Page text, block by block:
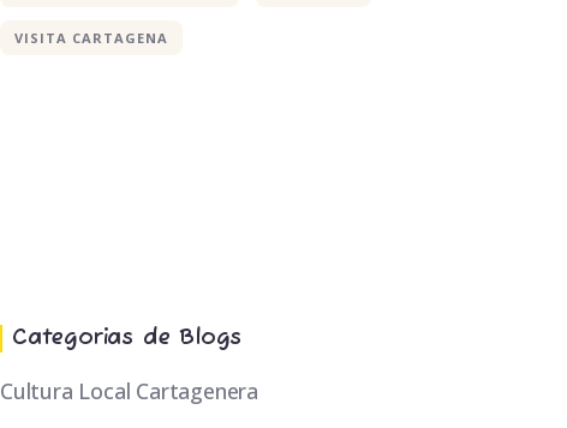
VISITA CARTAGENA
Categorias de Blogs
Cultura Local Cartagenera